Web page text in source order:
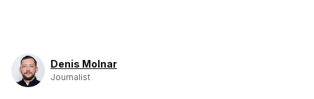
Denis Molnar
Journalist